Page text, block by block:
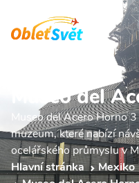
Museo del
Museo del Acero Horno
muzeum, které nabízí
ocelářského průmyslu v
Hlavní stránka
Mexiko